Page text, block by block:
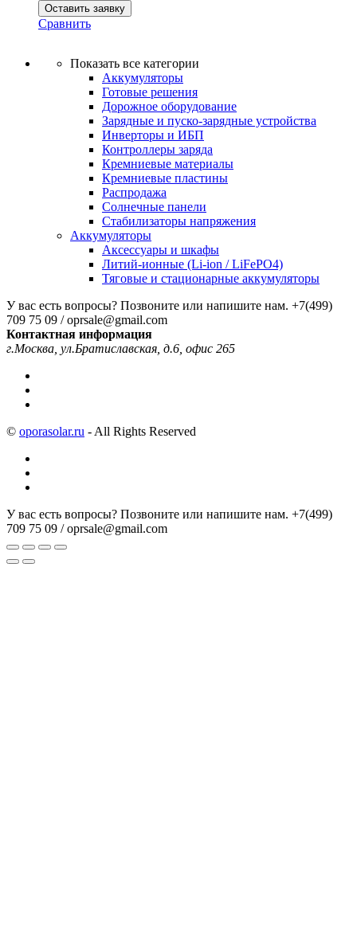
Оставить заявку
Сравнить
Показать все категории
Аккумуляторы
Готовые решения
Дорожное оборудование
Зарядные и пуско-зарядные устройства
Инверторы и ИБП
Контроллеры заряда
Кремниевые материалы
Кремниевые пластины
Распродажа
Солнечные панели
Стабилизаторы напряжения
Аккумуляторы
Аксессуары и шкафы
Литий-ионные (Li-ion / LiFePO4)
Тяговые и стационарные аккумуляторы
У вас есть вопросы? Позвоните или напишите нам. +7(499)
709 75 09 / oprsale@gmail.com
Контактная информация
г.Москва, ул.Братиславская, д.6, офис 265
© oporasolar.ru - All Rights Reserved
У вас есть вопросы? Позвоните или напишите нам. +7(499)
709 75 09 / oprsale@gmail.com